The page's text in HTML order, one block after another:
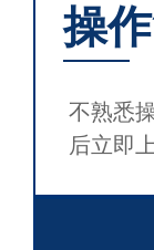
操
不熟悉
后立即